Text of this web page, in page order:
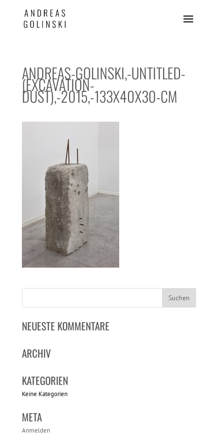
ANDREAS-GOLINSKI,-UNTITLED-
(EXCAVATION-
DUST),-2015,-133X40X30-CM
NEUESTE KOMMENTARE
ARCHIV
KATEGORIEN
Keine Kategorien
META
Anmelden